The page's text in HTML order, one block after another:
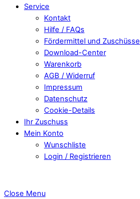
Service
Kontakt
Hilfe / FAQs
Fördermittel und Zuschüsse
Download-Center
Warenkorb
AGB / Widerruf
Impressum
Datenschutz
Cookie-Details
Ihr Zuschuss
Mein Konto
Wunschliste
Login / Registrieren
Close Menu